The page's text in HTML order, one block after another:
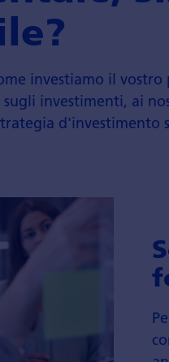
investiamo il
sugli investimenti, ai
d'investimento